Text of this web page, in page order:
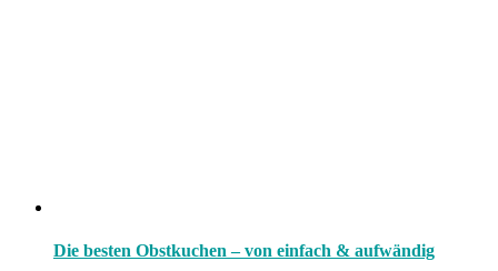
Die besten Obstkuchen – von einfach & aufwändig